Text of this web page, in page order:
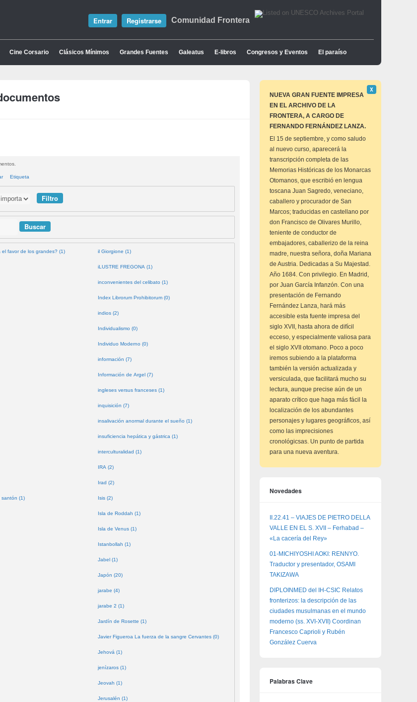
Comunidad Frontera
Entrar Registrarse
Cine Corsario Clásicos Mínimos Grandes Fuentes Galeatus E-libros Congresos y Eventos El paraíso
Etiqueta
favor de los grandes? (1)
santón (1)
il Giorgione (1)
iLUSTRE FREGONA (1)
inconvenientes del celibato (1)
Index Librorum Prohibitorum (0)
indios (2)
Individualismo (0)
Individuo Moderno (0)
información (7)
Información de Argel (7)
ingleses versus franceses (1)
inquisición (7)
insalivación anormal durante el sueño (1)
insuficiencia hepática y gástrica (1)
interculturalidad (1)
IRA (2)
Irad (2)
Isis (2)
Isla de Roddah (1)
Isla de Venus (1)
Istanbollah (1)
Jabel (1)
Japón (20)
jarabe (4)
jarabe 2 (1)
Jardín de Rosette (1)
Javier Figueroa La fuerza de la sangre Cervantes (0)
Jehová (1)
jenízaros (1)
Jeovah (1)
Jerusalén (1)
NUEVA GRAN FUENTE IMPRESA
EN EL ARCHIVO DE LA
FRONTERA, A CARGO DE
FERNANDO FERNÁNDEZ LANZA.
Descartar
este
Χ
El 15 de septiembre, y como saludo
al nuevo curso, aparecerá la
transcripción completa de las
Memorias Históricas de los Monarcas
Otomanos, que escribió en lengua
toscana Juan Sagredo, veneciano,
caballero y procurador de San
Marcos; traducidas en castellano por
don Francisco de Olivares Murillo,
teniente de conductor de
embajadores, caballerizo de la reina
madre, nuestra señora, doña Mariana
de Austria. Dedicadas a Su Majestad.
Año 1684. Con privilegio. En Madrid,
por Juan García Infanzón. Con una
presentación de Fernando
Fernández Lanza, hará más
accesible esta fuente impresa del
siglo XVII, hasta ahora de difícil
ecceso, y especialmente valiosa para
el siglo XVII otomano. Poco a poco
iremos subiendo a la plataforma
también la versión actualizada y
versiculada, que facilitará mucho su
lectura, aunque precise aún de un
aparato crítico que haga más fácil la
localización de los abundantes
personajes y lugares geográficos, así
como las imprecisiones
cronológicsas. Un punto de partida
para una nueva aventura.
Novedades
II.22.41 – VIAJES DE PIETRO DELLA
VALLE EN EL S. XVII – Ferhabad –
«La cacería del Rey»
01-MICHIYOSHI AOKI: RENNYO.
Traductor y presentador, OSAMI
TAKIZAWA
DIPLOINMED del IH-CSIC Relatos
fronterizos: la descripción de las
ciudades musulmanas en el mundo
moderno (ss. XVI-XVII) Coordinan
Francesco Caprioli y Rubén
González Cuerva
Palabras Clave